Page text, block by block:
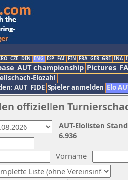
CZE DEN ENG ESP FAI FIN FRA GER GRE INA
AUT championship Pictures
Elozahl
AUT FIDE Spieler anmelden Elo
offiziellen
Vorname
AUT-Elolisten
6.936